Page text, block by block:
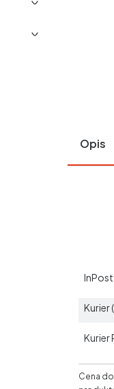
Opis
Kurier
Kurier
Cena